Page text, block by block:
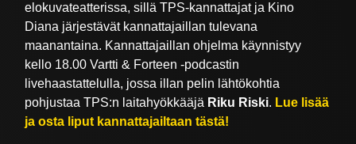
elokuvateatterissa, sillä TPS-kannattajat ja Kino
Diana järjestävät kannattajaillan tulevana
maanantaina. Kannattajaillan ohjelma käynnistyy
kello 18.00 Vartti & Forteen -podcastin
livehaastattelulla, jossa illan pelin lähtökohtia
pohjustaa TPS:n laitahyökkääjä Riku Riski. Lue lisää
ja osta liput kannattajailtaan tästä!